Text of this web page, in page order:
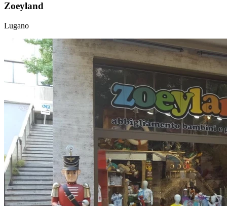
Zoeyland
Lugano